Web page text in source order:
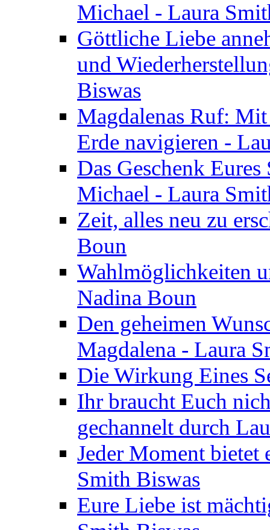
Michael - Laura
Göttliche Liebe
und
Biswas
Magdalenas Ruf:
Erde navigieren -
Das Geschenk
Michael - Laura
Zeit, alles neu zu
Boun
Wahlmöglichkeiten
Nadina Boun
Den geheimen
Magdalena - Laura
Die Wirkung Eines
Ihr braucht Euch
gechannelt durch
Jeder Moment bietet
Smith Biswas
Eure Liebe ist